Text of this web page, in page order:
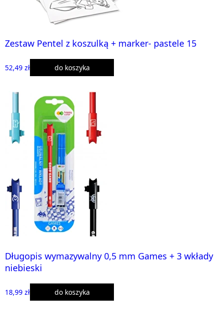
Zestaw Pentel z koszulką + marker- pastele 15
52,49 zł do koszyka
Długopis wymazywalny 0,5 mm Games + 3 wkłady
niebieski
18,99 zł do koszyka